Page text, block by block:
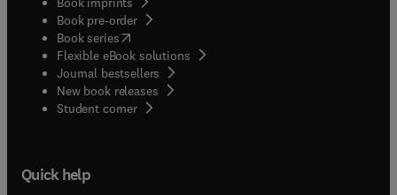
Book pre-order
Book series(opens in new tab/window
Flexible eBook solutions
Journal bestsellers
New book releases
Student corner( opens in new tab/window
Quick help